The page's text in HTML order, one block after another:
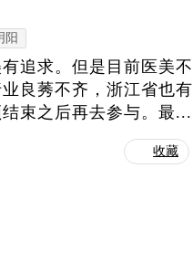
阳
追求。但是目前医美不
良莠不齐，浙江省也有
束之后再去参与。最...
收藏